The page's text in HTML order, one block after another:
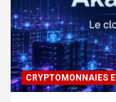
CRYPTOMONNAIES